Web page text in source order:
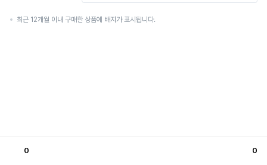
최근 12개월 이내 구매한 상품에 배지가 표시됩니다.
0 0